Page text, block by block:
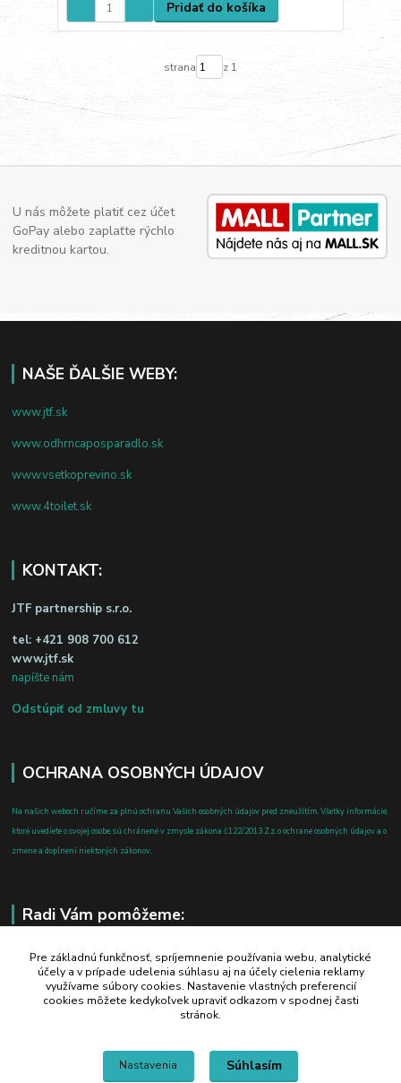
Pridať do košíka
strana z 1
U nás môžete platiť cez účet
GoPay alebo zaplaťte rýchlo
kreditnou kartou.
NAŠE ĎALŠIE WEBY:
www.jtf.sk
www.odhrncaposparadlo.sk
www.vsetkoprevino.sk
www.4toilet.sk
KONTAKT:
JTF partnership s.r.o.
tel: +421 908 700 612
www.jtf.sk
napíšte nám
Odstúpiť od zmluvy tu
OCHRANA OSOBNÝCH ÚDAJOV
Na našich weboch ručíme za plnú ochranu Vašich osobných údajov pred zneužitím. Všetky informácie,
ktoré uvediete o svojej osobe, sú chránené v zmysle zákona č.122/2013 Z.z. o ochrane osobných údajov a o
zmene a doplnení niektorých zákonov.
Radi Vám pomôžeme:
+421 908 700 612
po-pia: 8.00 - 16.00
business@jtf.sk
Pre základnú funkčnosť, spríjemnenie používania webu, analytické
účely a v prípade udelenia súhlasu aj na účely cielenia reklamy
využívame súbory cookies. Nastavenie vlastných preferencií
cookies môžete kedykoľvek upraviť odkazom v spodnej časti
stránok.
Nastavenia Súhlasím